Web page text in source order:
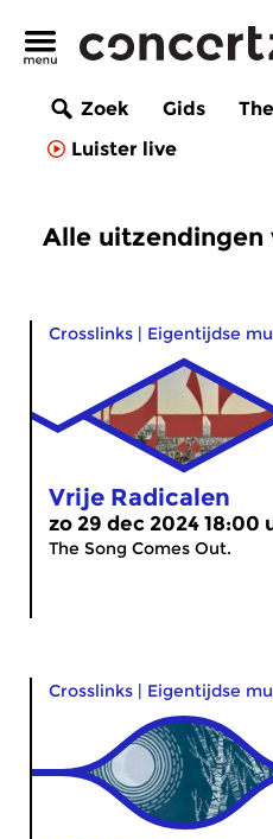
Zoek Gids
Luister live
Alle uitzendingen
Crosslinks | Eigentijdse
Vrije Radicalen
zo 29 dec 2024 18:00
The Song Comes Out.
Crosslinks | Eigentijdse